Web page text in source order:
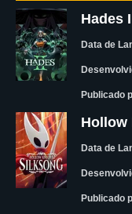
Hades
Data de
Publicado
Hollow
Data de
Publicado